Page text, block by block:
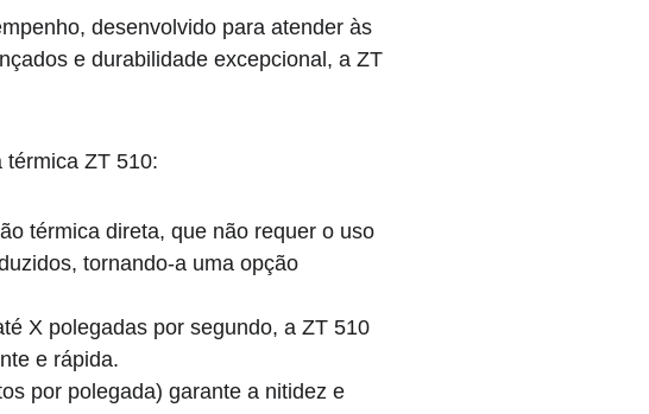
desenvolvido para atender às
e durabilidade excepcional, a ZT
térmica ZT 510:
térmica direta, que não requer o uso
tornando-a uma opção
X polegadas por segundo, a ZT 510
e rápida.
por polegada) garante a nitidez e